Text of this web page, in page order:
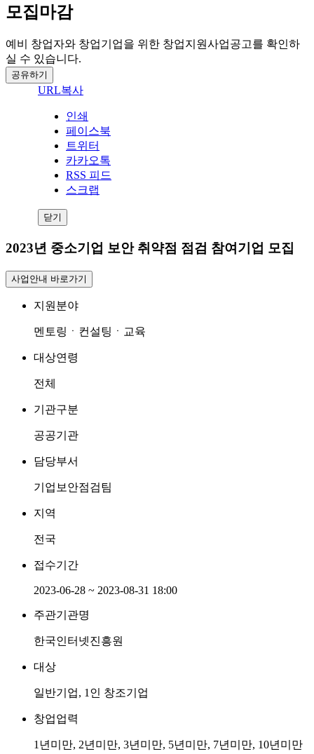
모집마감
예비 창업자와 창업기업을 위한 창업지원사업공고를 확인하
실 수 있습니다.
공유하기
URL복사
인쇄
페이스북
트위터
카카오톡
RSS 피드
스크랩
닫기
2023년 중소기업 보안 취약점 점검 참여기업 모집
사업안내 바로가기
지원분야
멘토링ㆍ컨설팅ㆍ교육
대상연령
전체
기관구분
공공기관
담당부서
기업보안점검팀
지역
전국
접수기간
2023-06-28 ~ 2023-08-31 18:00
주관기관명
한국인터넷진흥원
대상
일반기업, 1인 창조기업
창업업력
1년미만, 2년미만, 3년미만, 5년미만, 7년미만, 10년미만